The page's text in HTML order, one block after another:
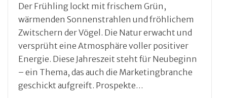
Der Frühling lockt mit frischem Grün,
wärmenden Sonnenstrahlen und fröhlichem
Zwitschern der Vögel. Die Natur erwacht und
versprüht eine Atmosphäre voller positiver
Energie. Diese Jahreszeit steht für Neubeginn
– ein Thema, das auch die Marketingbranche
geschickt aufgreift. Prospekte…